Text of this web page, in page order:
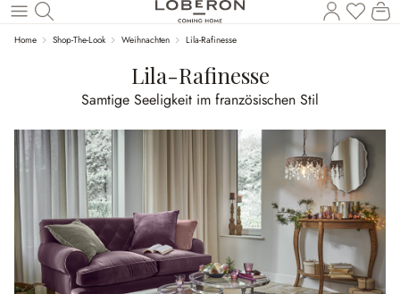
Zum Hauptinhalt springen
Du
Home Shop-The-Look Weihnachten Lila-Rafinesse
Lila-Rafinesse
Samtige Seeligkeit im französischen Stil